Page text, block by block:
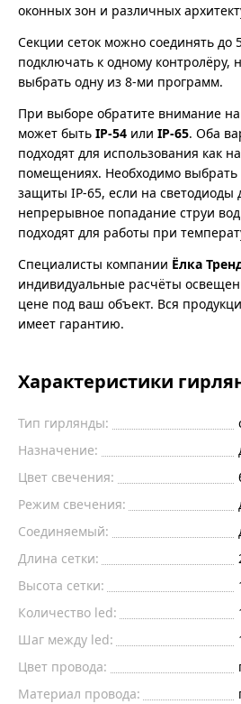
оконных зон и различных
Секции сеток можно соединять до
подключать к одному контролёру,
выбрать одну из 8-ми программ.
При выборе обратите внимание
может быть IP-54 или IP-65. Оба
подходят для использования как
помещениях. Необходимо
защиты IP-65, если на светодиоды
непрерывное попадание струи
подходят для работы при
Специалисты компании Ёлка
индивидуальные расчёты
цене под ваш объект. Вся
имеет гарантию.
Характеристики
Тип гирлянды:
Назначение:
Цвет свечения:
Режим свечения:
Соединяемый:
Длина сетки:
Высота сетки:
Количество led:
Шаг между led:
Цвет провода:
Материал провода: